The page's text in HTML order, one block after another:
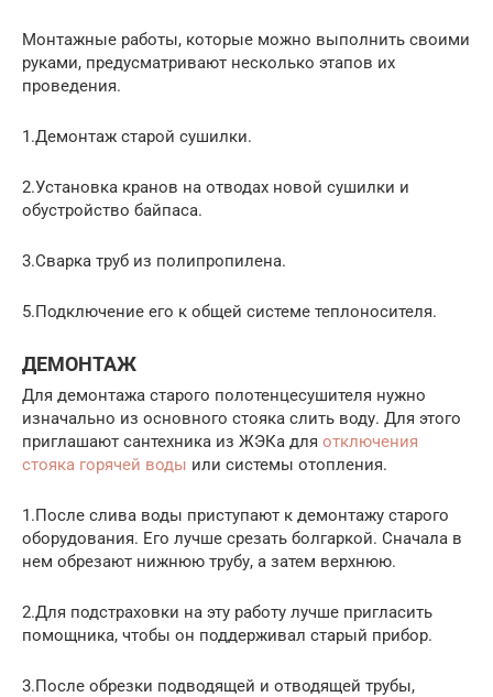
Монтажные работы, которые можно выполнить своими
руками, предусматривают несколько этапов их
проведения.
1.Демонтаж старой сушилки.
2.Установка кранов на отводах новой сушилки и
обустройство байпаса.
3.Сварка труб из полипропилена.
5.Подключение его к общей системе теплоносителя.
ДЕМОНТАЖ
Для демонтажа старого полотенцесушителя нужно
изначально из основного стояка слить воду. Для этого
приглашают сантехника из ЖЭКа для отключения
стояка горячей воды или системы отопления.
1.После слива воды приступают к демонтажу старого
оборудования. Его лучше срезать болгаркой. Сначала в
нем обрезают нижнюю трубу, а затем верхнюю.
2.Для подстраховки на эту работу лучше пригласить
помощника, чтобы он поддерживал старый прибор.
3.После обрезки подводящей и отводящей трубы,